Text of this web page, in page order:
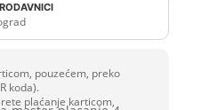
pouzećem, preko
koda).
plaćanje karticom,